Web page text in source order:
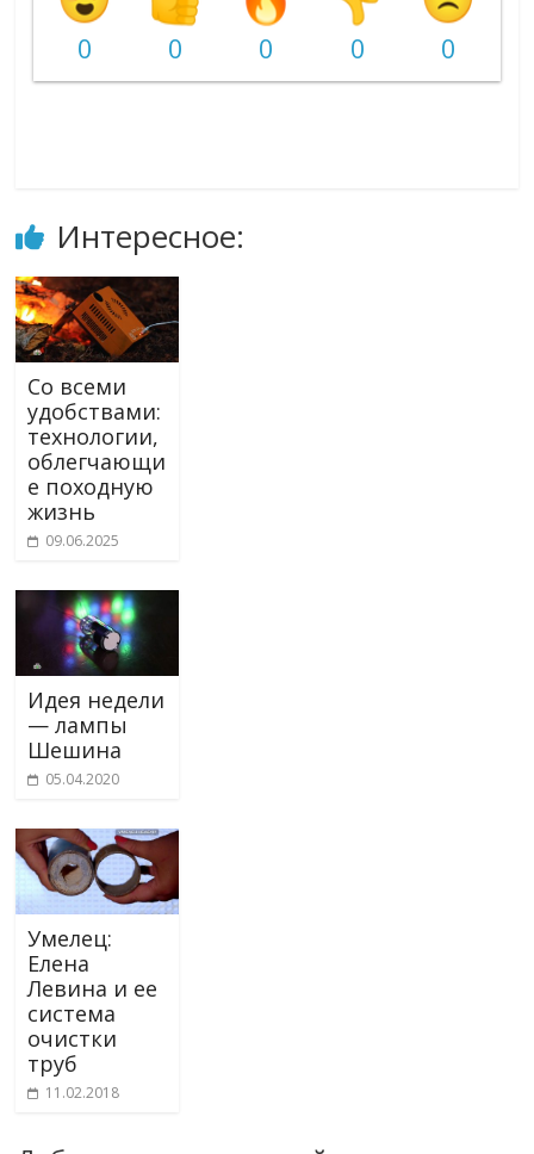
0 0 0 0 0
Интересное:
Со всеми
удобствами:
технологии,
облегчающи
е походную
жизнь
09.06.2025
Идея недели
— лампы
Шешина
05.04.2020
Умелец:
Елена
Левина и ее
система
очистки
труб
11.02.2018